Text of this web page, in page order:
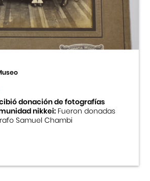
Peruano Japonés
Inmigración Japonesa
Japonés
donación de fotografías
nikkei:Fueron donadas
Samuel Chambi